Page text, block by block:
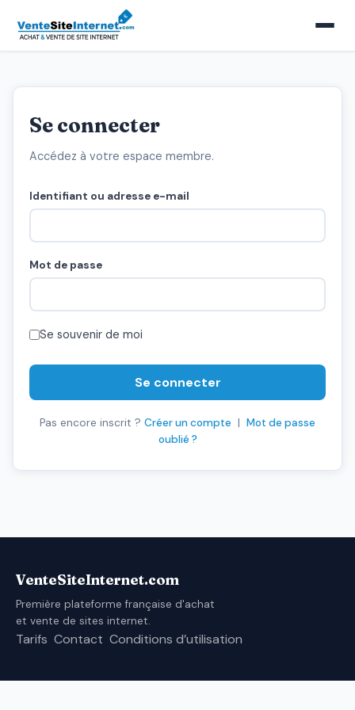
Se connecter
Accédez à votre espace membre.
Identifiant ou adresse e-mail
Mot de passe
Se souvenir de moi
Se connecter
Pas encore inscrit ? Créer un compte | Mot de passe
oublié ?
VenteSiteInternet.com
Première plateforme française d'achat
et vente de sites internet.
Tarifs Contact Conditions d’utilisation